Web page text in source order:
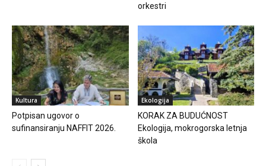
orkestri
Kultura
Potpisan ugovor o
sufinansiranju NAFFIT 2026.
Ekologija
KORAK ZA BUDUĆNOST
Ekologija, mokrogorska letnja
škola